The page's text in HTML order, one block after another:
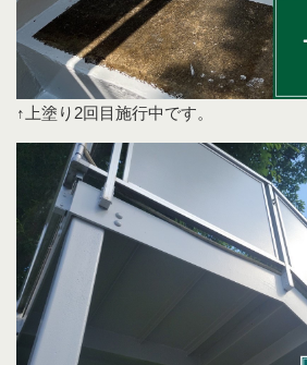
↑上塗り2回目施行中です。